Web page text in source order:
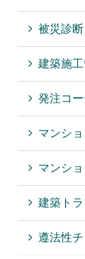
被災診断
建築施
発注コ
マンシ
マンシ
建築ト
遵法性